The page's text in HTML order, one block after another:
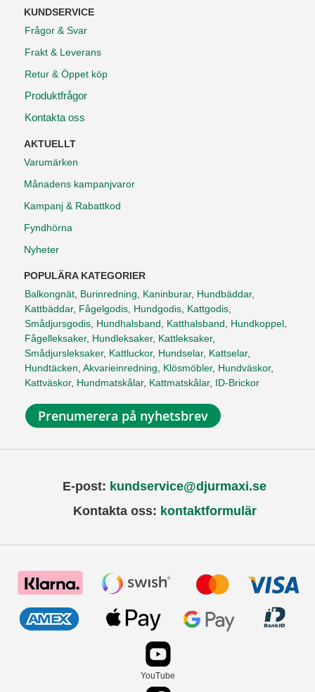
KUNDSERVICE
Frågor & Svar
Frakt & Leverans
Retur & Öppet köp
Produktfrågor
Kontakta oss
AKTUELLT
Varumärken
Månadens kampanjvaror
Kampanj & Rabattkod
Fyndhörna
Nyheter
POPULÄRA KATEGORIER
Balkongnät, Burinredning, Kaninburar, Hundbäddar,
Kattbäddar, Fågelgodis, Hundgodis, Kattgodis,
Smådjursgodis, Hundhalsband, Katthalsband, Hundkoppel,
Fågelleksaker, Hundleksaker, Kattleksaker,
Smådjursleksaker, Kattluckor, Hundselar, Kattselar,
Hundtäcken, Akvarieinredning, Klösmöbler, Hundväskor,
Kattväskor, Hundmatskålar, Kattmatskålar, ID-Brickor
Prenumerera på nyhetsbrev
E-post: kundservice@djurmaxi.se
Kontakta oss: kontaktformulär
YouTube